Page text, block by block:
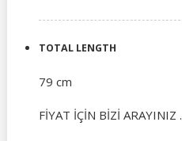
TOTAL LENGTH
79 cm
FİYAT İÇİN BİZİ ARAYINIZ .